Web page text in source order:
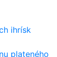
ihrísk
plateného